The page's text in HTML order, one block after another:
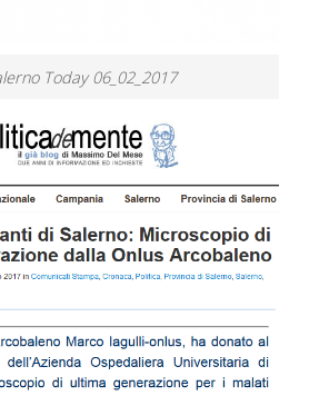
Today 06_02_2017